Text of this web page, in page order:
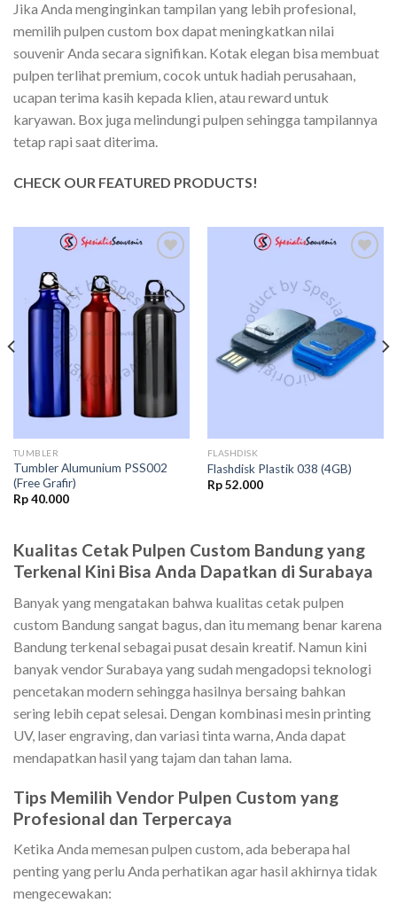
Jika Anda menginginkan tampilan yang lebih profesional,
memilih pulpen custom box dapat meningkatkan nilai
souvenir Anda secara signifikan. Kotak elegan bisa membuat
pulpen terlihat premium, cocok untuk hadiah perusahaan,
ucapan terima kasih kepada klien, atau reward untuk
karyawan. Box juga melindungi pulpen sehingga tampilannya
tetap rapi saat diterima.
CHECK OUR FEATURED PRODUCTS!
Add to
wishlist
TUMBLER
Tumbler Alumunium PSS002
(Free Grafir)
Rp40.000
wishlist
FLASHDISK
Flashdisk Plastik 038 (4GB)
Rp52.000
Kualitas Cetak Pulpen Custom Bandung yang
Terkenal Kini Bisa Anda Dapatkan di Surabaya
Banyak yang mengatakan bahwa kualitas cetak pulpen
custom Bandung sangat bagus, dan itu memang benar karena
Bandung terkenal sebagai pusat desain kreatif. Namun kini
banyak vendor Surabaya yang sudah mengadopsi teknologi
pencetakan modern sehingga hasilnya bersaing bahkan
sering lebih cepat selesai. Dengan kombinasi mesin printing
UV, laser engraving, dan variasi tinta warna, Anda dapat
mendapatkan hasil yang tajam dan tahan lama.
Tips Memilih Vendor Pulpen Custom yang
Profesional dan Terpercaya
Ketika Anda memesan pulpen custom, ada beberapa hal
penting yang perlu Anda perhatikan agar hasil akhirnya tidak
mengecewakan: